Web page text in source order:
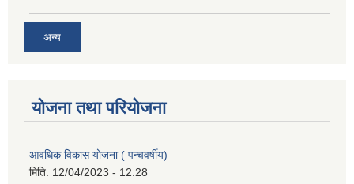
अन्य
योजना तथा परियोजना
आवधिक विकास योजना ( पन्चवर्षीय)
मिति: 12/04/2023 - 12:28